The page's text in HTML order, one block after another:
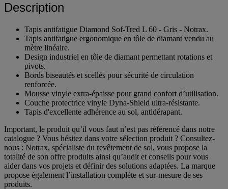
Description
Tapis antifatigue Diamond Sof-Tred L 60 - Gris - Notrax.
Tapis antifatigue ergonomique en tôle de diamant vendu au
mètre linéaire.
Design industriel en tôle de diamant permettant rotations et
pivots.
Bords biseautés et scellés pour sécurité de circulation
renforcée.
Mousse vinyle extra-épaisse pour grand confort d’utilisation.
Couche protectrice vinyle Dyna-Shield ultra-résistante.
Tapis d'excellente adhérence au sol, antidérapant.
Important, le produit qu’il vous faut n’est pas référencé dans notre
catalogue ? Vous hésitez dans votre sélection produit ? Consultez-
nous : Notrax, spécialiste du revêtement de sol, vous propose la
totalité de son offre produits ainsi qu’audit et conseils pour vous
aider dans vos projets et définir des solutions adaptées. La marque
propose également l’installation complète et sur-mesure de ses
produits.